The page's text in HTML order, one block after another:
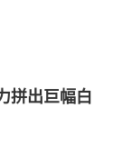
拼出巨幅白